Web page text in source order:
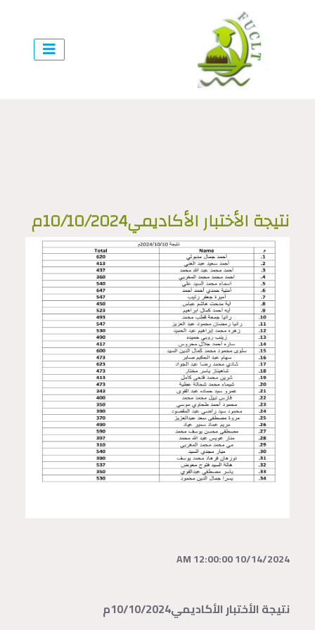
نتيجة الأختبار الأكاديمي10/10/2024م
10/14/2024 12:00:00 AM
نتيجة الأختبار الأكاديمي10/10/2024م